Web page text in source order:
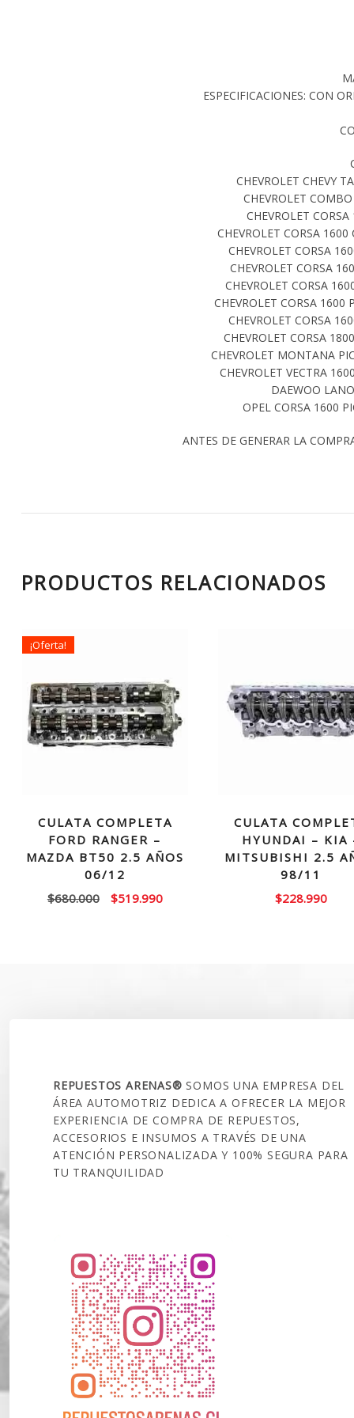
ESPECIFICACIONES: CON
CHEVROLET CHEVY
CHEVROLET
CHEVROLET
CHEVROLET CORSA
CHEVROLET CORSA
CHEVROLET CORSA
CHEVROLET CORSA
CHEVROLET CORSA 1600
CHEVROLET CORSA
CHEVROLET CORSA
CHEVROLET MONTANA
CHEVROLET VECTRA
DAEWOO
OPEL CORSA 1600
ANTES DE GENERAR LA
PRODUCTOS RELACIONADOS
¡Oferta!
CULATA COMPLETA
FORD RANGER –
MAZDA BT50 2.5 AÑOS
06/12
$680.000
El
$519.990El
CULATA
HYUNDAI – KIA
MITSUBISHI 2.5
98/11
$228.990
REPUESTOS ARENAS®SOMOS UNA EMPRESA DEL
ÁREA AUTOMOTRIZ DEDICA A OFRECER LA MEJOR
EXPERIENCIA DE COMPRA DE REPUESTOS,
ACCESORIOS E INSUMOS A TRAVÉS DE UNA
ATENCIÓN PERSONALIZADA Y 100% SEGURA PARA
TU TRANQUILIDAD